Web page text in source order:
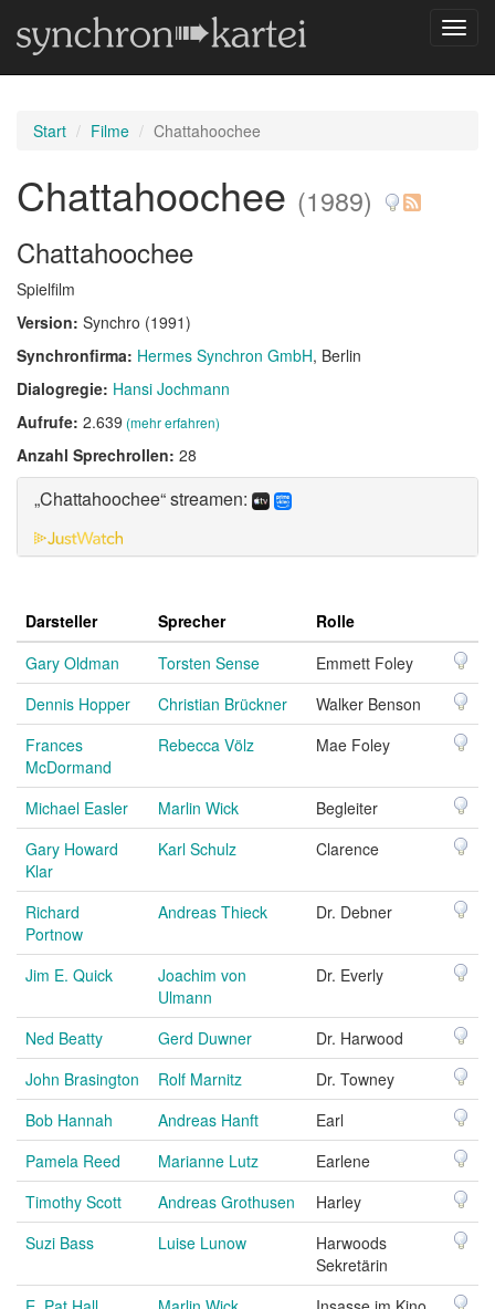
Start Filme Chattahoochee
Chattahoochee (1989)
Chattahoochee
Spielfilm
Version: Synchro (1991)
Synchronfirma: Hermes Synchron GmbH, Berlin
Dialogregie: Hansi Jochmann
Aufrufe: 2.639 (mehr erfahren)
Anzahl Sprechrollen: 28
„Chattahoochee“ streamen:
Darsteller Sprecher
Rolle
Gary Oldman
Torsten Sense
Emmett Foley
Dennis Hopper
Christian Brückner
Walker Benson
Frances
McDormand
Rebecca Völz Mae Foley
Michael Easler Marlin Wick
Begleiter
Gary Howard
Klar
Karl Schulz Clarence
Richard
Portnow
Andreas Thieck Dr. Debner
Jim E. Quick
Joachim von
Ulmann
Dr. Everly
Ned Beatty Gerd Duwner
Dr. Harwood
John Brasington
Rolf Marnitz
Dr. Towney
Bob Hannah
Andreas Hanft
Earl
Pamela Reed
Marianne Lutz
Earlene
Timothy Scott
Andreas Grothusen
Harley
Suzi Bass
Luise Lunow
Harwoods
Sekretärin